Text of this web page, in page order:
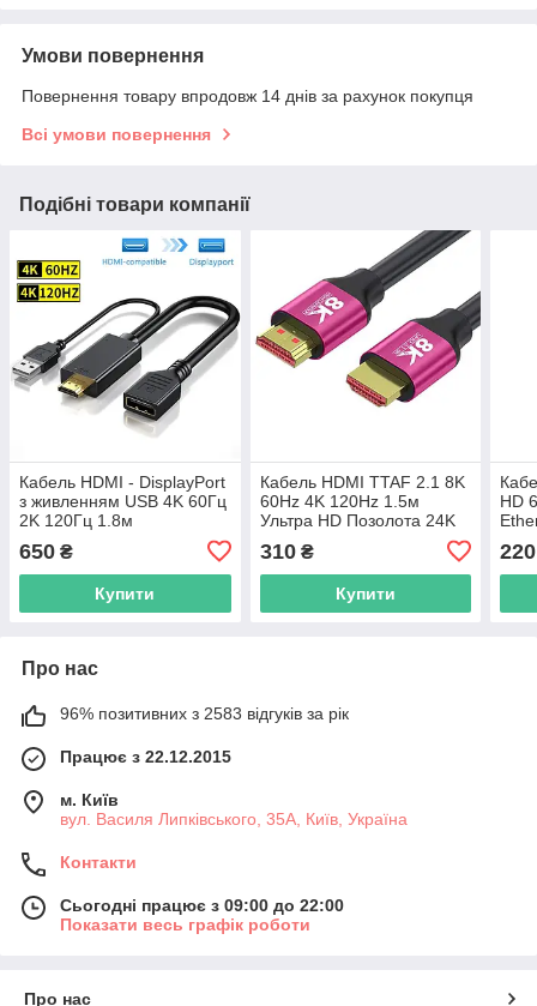
Умови повернення
Повернення товару впродовж 14 днів за рахунок покупця
Всі умови повернення
Подібні товари компанії
Кабель HDMI - DisplayPort
з живленням USB 4K 60Гц
2K 120Гц 1.8м
позолочений конвертер
перехідник
650 ₴
Купити
Кабель HDMI TTAF 2.1 8K
60Hz 4K 120Hz 1.5м
Ультра HD Позолота 24K
eARC VRR
310₴
Купити
HD
220
Про нас
96% позитивних з 2583 відгуків за рік
Працює з 22.12.2015
м. Київ
вул. Василя Липківського, 35А, Київ, Україна
Контакти
Сьогодні працює з 09:00 до 22:00
Показати весь графік роботи
Про нас